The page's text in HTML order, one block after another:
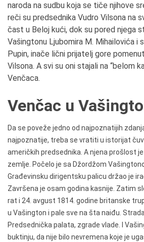
naroda na sudbu koja se tiče njihove
reči su predsednika Vudro Vilsona na
čast u Beloj kući, dok su pored njega
Vašingtonu Ljubomira M. Mihailovića i
Pupin, inače lični prijatelj gore
Vilsona. A svi su oni stajali na “belom
Venčaca.
Venčac u
Da se poveže jedno od najpoznatijih
najpoznatije, treba se vratiti u istorijat
američkih predsednika. A njena prošlost
zemlje. Počelo je sa Džordžom
Građevinsku dirigentsku palicu držao je
Završena je osam godina kasnije. Zatim
rat i 24. avgust 1814. godine britanske
u Vašington i pale sve na šta naiđu.
Predsednička palata, zgrade vlade. I
buktinju, da nije bilo nevremena koje je